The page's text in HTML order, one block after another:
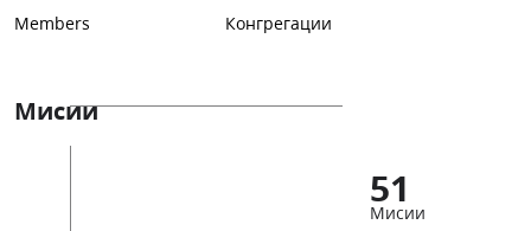
Members Конгрегации
Мисии
51
Мисии